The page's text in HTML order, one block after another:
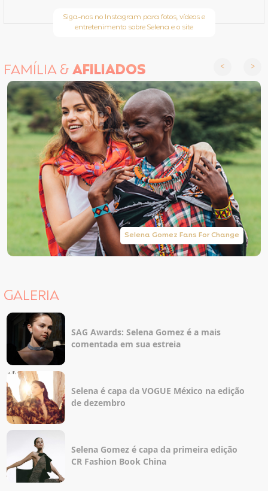
Siga-nos no Instagram para fotos, vídeos e
entretenimento sobre Selena e o site
FAMÍLIA &AFILIADOS
Selena Gomez Fans For Change
GALERIA
SAG Awards: Selena Gomez é a mais
comentada em sua estreia
Selena é capa da VOGUE México na edição
de dezembro
Selena Gomez é capa da primeira edição
CR Fashion Book China